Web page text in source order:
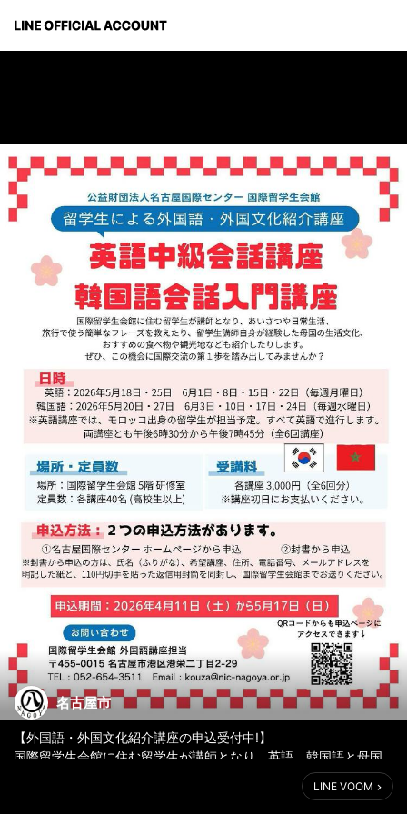
名古屋市
【外国語・外国文化紹介講座の申込受付中!】
国際留学生会館に住む留学生が講師となり、英語、韓国語と母国
の文化について一緒に学ぶ講座が始まります！国際交流をしてみ
ませんか？みなさんからのご応募お待ちしています☆
LINE VOOM